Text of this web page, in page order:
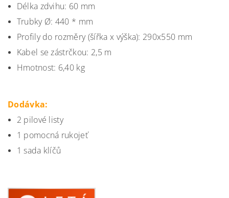
Délka zdvihu: 60 mm
Trubky Ø: 440 * mm
Profily do rozměry (šířka x výška): 290x550 mm
Kabel se zástrčkou: 2,5 m
Hmotnost: 6,40 kg
Dodávka:
2 pilové listy
1 pomocná rukojeť
1 sada klíčů